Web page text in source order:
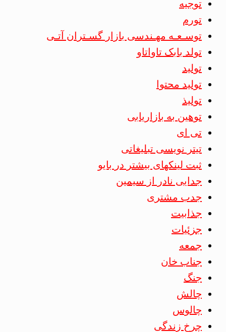
توجیه
تورم
توسـعـه مهـندسی بازار گسـتران آتـی
تولد بابک تاواتاو
تولید
تولید محتوا
تولیذ
توهین به بازاریابی
تی ای
تیتر نویسی تبلیغاتی
ثبت لینکهای بیشتر در بایو
جدایی نادر از سیمین
جدب مشتری
جذابیت
جزئیات
جمعه
جناب خان
جنگ
چالش
چالوس
چرخ زندگی